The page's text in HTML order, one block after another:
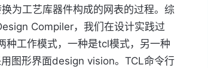
为工艺库器件构成的网表的过程。综
Compiler，我们在设计实践过
工作模式，一种是tcl模式，另一种
图形界面design vision。TCL命令行